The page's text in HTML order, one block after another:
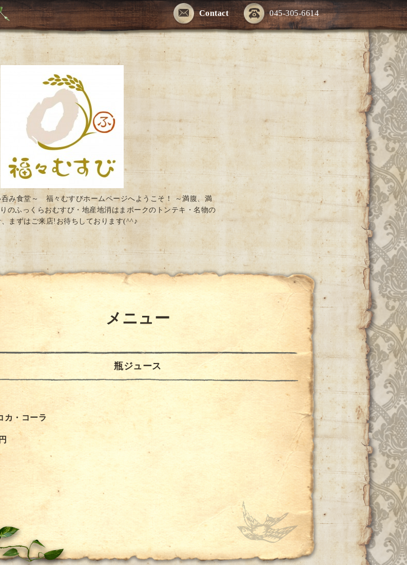
045-305-6614
Contact
呑み食堂～ 福々むすびホームページへようこそ！ ～満腹、満
のふっくらおむすび・地産地消はまポークのトンテキ・名物の
、まずはご来店!お待ちしております(^^♪
メニュー
瓶ジュース
カ・コーラ